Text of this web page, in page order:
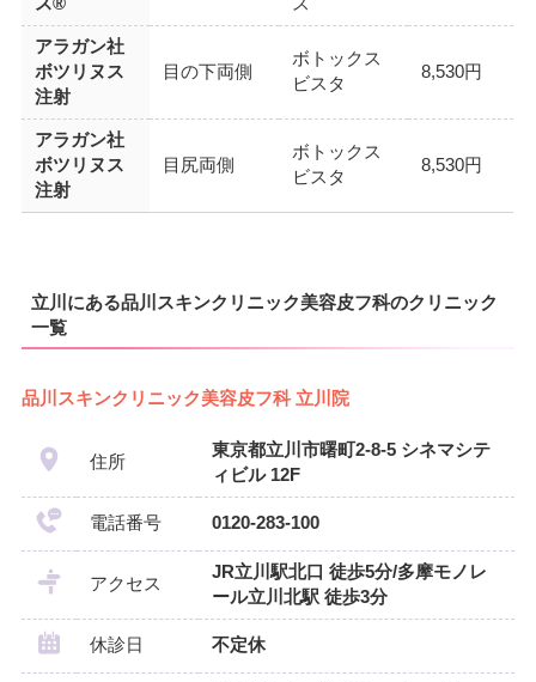
アラガン社
ボツリヌス
注射
目の下両側
ボトックス
ビスタ
8,530円
アラガン社
ボツリヌス
注射
目尻両側
ボトックス
ビスタ
8,530円
立川にある品川スキンクリニック美容皮フ科のクリニック
一覧
品川スキンクリニック美容皮フ科 立川院
住所
東京都立川市曙町2-8-5 シネマシテ
ィビル 12F
電話番号 0120-283-100
アクセス
JR立川駅北口 徒歩5分/多摩モノレ
ール立川北駅 徒歩3分
休診日 不定休